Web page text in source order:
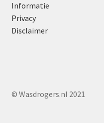
Informatie
Privacy
Disclaimer
© Wasdrogers.nl 2021